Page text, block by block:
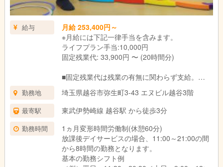
給与
月給 253,400円～
※月給には下記一律手当を含みます。
ライフプラン手当:10,000円
固定残業代: 33,900円 〜 (20時間分)
■固定残業代は残業の有無に関わらず支給。
上記の想定時間を超えた場合は、別途割増賃金
を支給いたします。
■試用期間3ヶ月あり。
期間中の待遇に変更はありません。
勤務地 埼玉県越谷市弥生町3-43 エヌビル越谷3階
最寄駅 東武伊勢崎線 越谷駅 から徒歩3分
勤務時間
1ヵ月変形時間労働制(休憩60分)
放課後デイサービスの場合、11:00～21:00の間
から8時間の勤務となります。
基本の勤務シフト例